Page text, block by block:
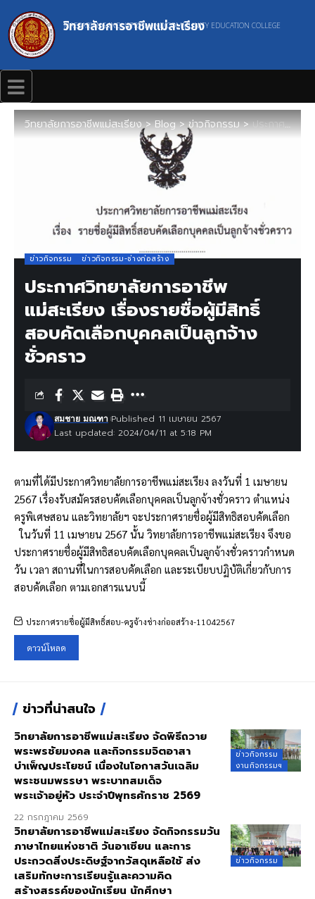
วิทยาลัยการอาชีพแม่สะเรียง
MAESARIANG INDUSTRIAL AND COMMUNITY EDUCATION COLLEGE
วิทยาลัยการอาชีพแม่สะเรียง>Blog>ข่าวกิจกรรม>ประกาศวิทยาลัยการอาชีพแม่สะเรียง เรื่องรายชื่อผู้มีสิทธิ์สอบคัดเลือกบุคคลเป็นลูกจ้างชั่วคราว
ข่าวกิจกรรม ข่าวกิจกรรม-ช่างก่อสร้าง
ประกาศวิทยาลัยการอาชีพ
แม่สะเรียง เรื่องรายชื่อผู้มีสิทธิ์
สอบคัดเลือกบุคคลเป็นลูกจ้าง
ชั่วคราว
Last updated: 2024/04/11 at 5:18 PM
สมชาย มณฑา Published 11 เมษายน 2567
ตามที่ได้มีประกาศวิทยาลัยการอาชีพแม่สะเรียง ลงวันที่ 1 เมษายน
2567 เรื่องรับสมัครสอบคัดเลือกบุคคลเป็นลูกจ้างชั่วคราว ตำแหน่ง
ครูพิเศษสอน และวิทยาลัยฯ จะประกาศรายชื่อผู้มีสิทธิสอบคัดเลือก
ในวันที่ 11 เมษายน 2567 นั้น วิทยาลัยการอาชีพแม่สะเรียง จึงขอ
ประกาศรายชื่อผู้มีสิทธิสอบคัดเลือกบุคคลเป็นลูกจ้างชั่วคราวกำหนด
วัน เวลา สถานที่ในการสอบคัดเลือก และระเบียบปฏิบัติเกี่ยวกับการ
สอบคัดเลือก ตามเอกสารแนบนี้
ประกาศรายชื่อผู้มีสิทธิ์สอบ-ครูจ้างช่างก่ออสร้าง-11042567
ดาวน์โหลด
ข่าวที่น่าสนใจ
ข่าวกิจกรรม
งานกิจกรรมฯ
วิทยาลัยการอาชีพแม่สะเรียง จัดพิธีถวาย
พระพรชัยมงคล และกิจกรรมจิตอาสา
บำเพ็ญประโยชน์ เนื่องในโอกาสวันเฉลิม
พระชนมพรรษา พระบาทสมเด็จ
พระเจ้าอยู่หัว ประจำปีพุทธศักราช 2569
22 กรกฎาคม 2569
ข่าวกิจกรรม
วิทยาลัยการอาชีพแม่สะเรียง จัดกิจกรรมวัน
ภาษาไทยแห่งชาติ วันอาเซียน และการ
ประกวดสิ่งประดิษฐ์จากวัสดุเหลือใช้ ส่ง
เสริมทักษะการเรียนรู้และความคิด
สร้างสรรค์ของนักเรียน นักศึกษา